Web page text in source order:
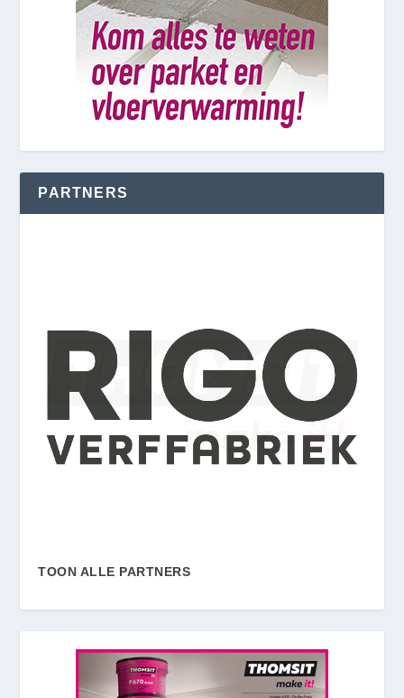
PARTNERS
TOON ALLE PARTNERS